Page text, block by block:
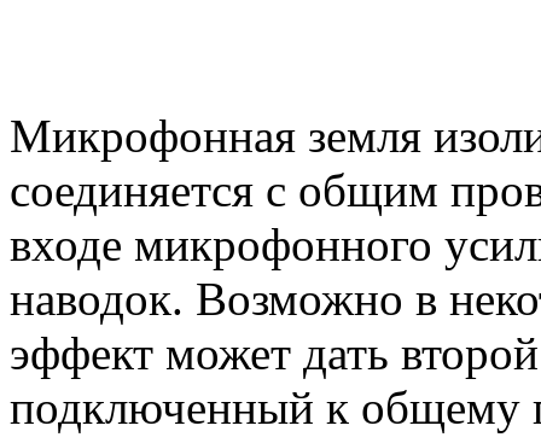
Микрофонная земля
соединяется с общим
входе микрофонного
наводок. Возможно в
эффект может дать
подключенный к общему